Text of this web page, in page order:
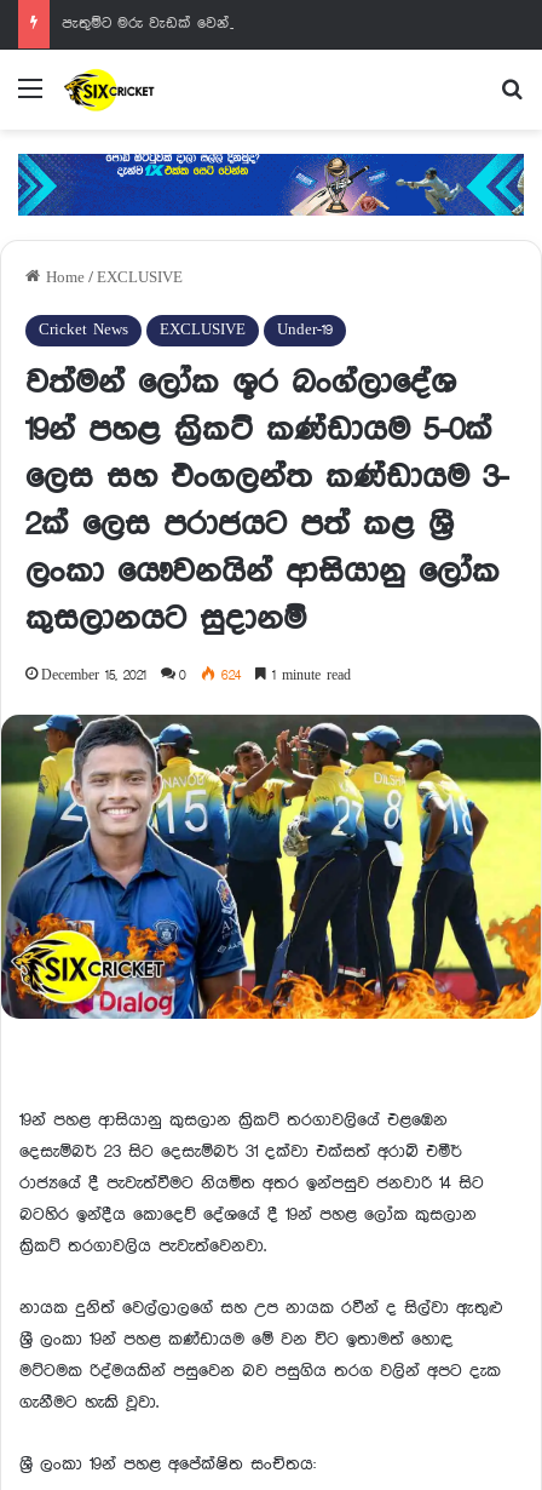
පැතුම්ට මරු වැඩක් වෙන්නයි යන්නේ
Menu
Home / EXCLUSIVE
Cricket News EXCLUSIVE Under-19
වත්මන් ලෝක ශූර බංග්ලාදේශ
19න් පහළ ක්‍රිකට් කණ්ඩායම 5-0ක්
ලෙස සහ එංගලන්ත කණ්ඩායම 3-
2ක් ලෙස පරාජයට පත් කළ ශ්‍රී
ලංකා යෞවනයින් ආසියානු ලෝක
කුසලානයට සුදානම්
December 15, 2021 0 624 1 minute read
19න් පහළ ආසියානු කුසලාන ක්‍රිකට් තරගාවලියේ එළඹෙන
දෙසැම්බර් 23 සිට දෙසැම්බර් 31 දක්වා එක්සත් අරාබි එමීර්
රාජ්‍යයේ දී පැවැත්වීමට නියමිත අතර ඉන්පසුව ජනවාරි 14 සිට
බටහිර ඉන්දීය කොදෙව් දේශයේ දී 19න් පහළ ලෝක කුසලාන
ක්‍රිකට් තරගාවලිය පැවැත්වෙනවා.
නායක දුනිත් වෙල්ලාලගේ සහ උප නායක රවීන් ද සිල්වා ඇතුළු
ශ්‍රී ලංකා 19න් පහළ කණ්ඩායම මේ වන විට ඉතාමත් හොඳ
මට්ටමක රිද්මයකින් පසුවෙන බව පසුගිය තරග වලින් අපට දැක
ගැනීමට හැකි වූවා.
ශ්‍රී ලංකා 19න් පහළ අපේක්ෂිත සංචිතය: